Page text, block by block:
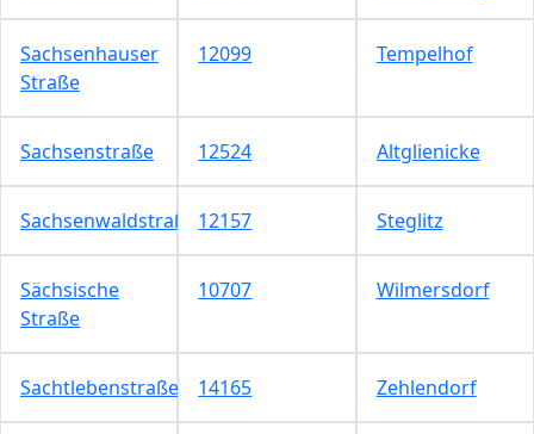
Sachsenhauser
Straße
12099 Tempelhof
Sachsenstraße 12524 Altglienicke
Sachsenwaldstraße 12157 Steglitz
Sächsische
Straße
10707 Wilmersdorf
Sachtlebenstraße 14165 Zehlendorf